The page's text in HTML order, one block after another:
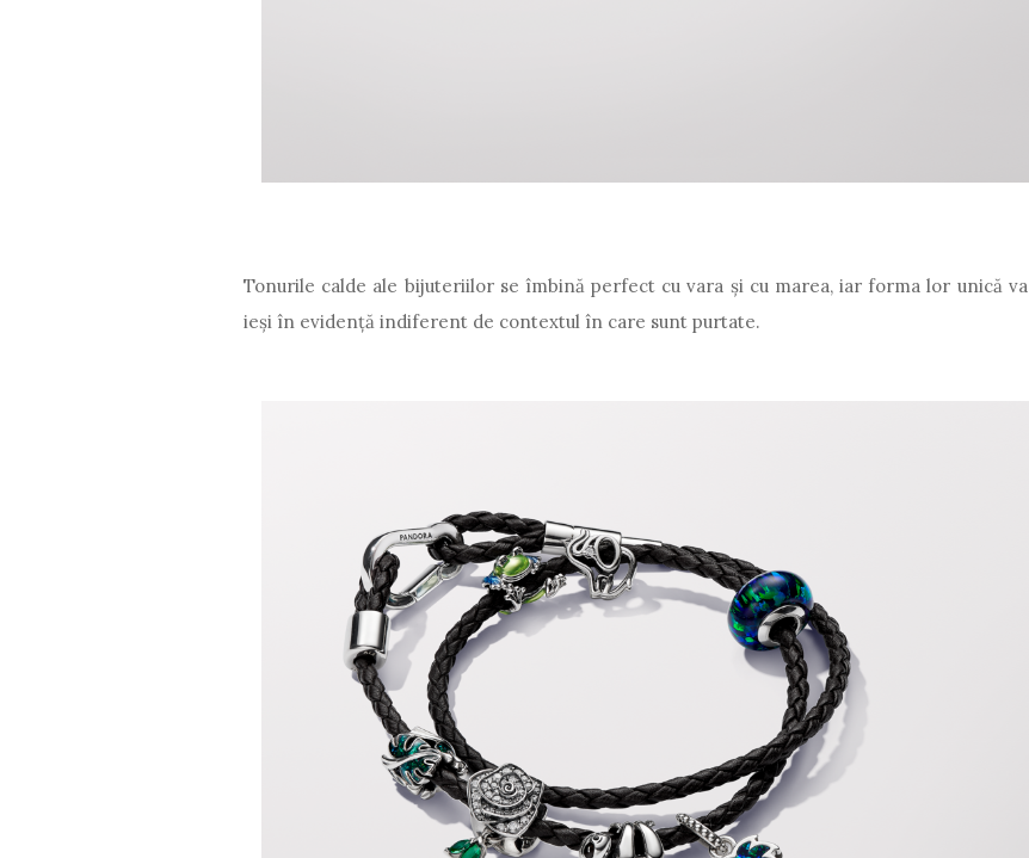
Tonurile calde ale bijuteriilor se îmbină perfect cu vara şi cu marea, iar forma lor unică va
ieşi în evidenţă indiferent de contextul în care sunt purtate.